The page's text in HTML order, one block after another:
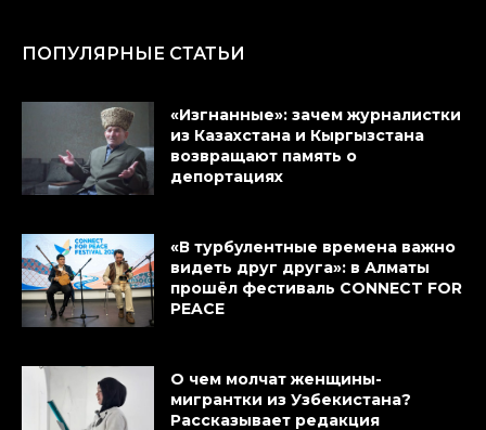
ПОПУЛЯРНЫЕ СТАТЬИ
«Изгнанные»: зачем журналистки
из Казахстана и Кыргызстана
возвращают память о
депортациях
«В турбулентные времена важно
видеть друг друга»: в Алматы
прошёл фестиваль CONNECT FOR
PEACE
О чем молчат женщины-
мигрантки из Узбекистана?
Рассказывает редакция